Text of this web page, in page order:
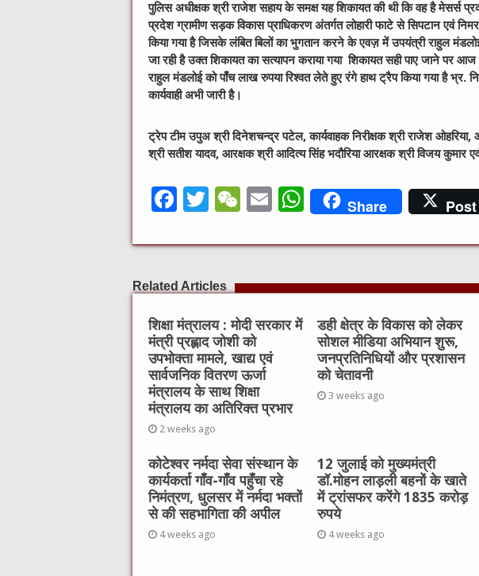
पुलिस अधीक्षक श्री राजेश सहाय के समक्ष यह शिकायत की थी कि वह है मेसर्स
प्रदेश ग्रामीण सड़क विकास प्राधिकरण अंतर्गत लोहारी फाटे से सिपटान एवं
किया गया है जिसके लंबित बिलों का भुगतान करने के एवज़ में उपयंत्री राहुल मंडलोई
जा रही है उक्त शिकायत का सत्यापन कराया गया शिकायत सही पाए जाने पर
राहुल मंडलोई को पाँच लाख रुपया रिश्वत लेते हुए रंगे हाथ ट्रैप किया गया है भ्र.
कार्यवाही अभी जारी है।
ट्रेप टीम उपुअ श्री दिनेशचन्द्र पटेल, कार्यवाहक निरीक्षक श्री राजेश
श्री सतीश यादव, आरक्षक श्री आदित्य सिंह भदौरिया आरक्षक श्री विजय कुमार
F
c
e
b
o
o
k
T
it
te
r
W
C
h
at
E
ai
l
W
h
at
s
A
p
p
Share Post
Related Articles
शिक्षा मंत्रालय : मोदी सरकार में
मंत्री प्रह्लाद जोशी को
उपभोक्ता मामले, खाद्य एवं
सार्वजनिक वितरण ऊर्जा
मंत्रालय के साथ शिक्षा
मंत्रालय का अतिरिक्त प्रभार
2 weeks ago
डही क्षेत्र के विकास को लेकर
सोशल मीडिया अभियान शुरू,
जनप्रतिनिधियों और प्रशासन
को चेतावनी
3 weeks ago
कोटेश्वर नर्मदा सेवा संस्थान के
कार्यकर्ता गाँव-गाँव पहुँचा रहे
निमंत्रण, धुलसर में नर्मदा भक्तों
से की सहभागिता की अपील
4 weeks ago
12 जुलाई को मुख्यमंत्री
डॉ.मोहन लाड़ली बहनों के खाते
में ट्रांसफर करेंगे 1835 करोड़
रुपये
4 weeks ago